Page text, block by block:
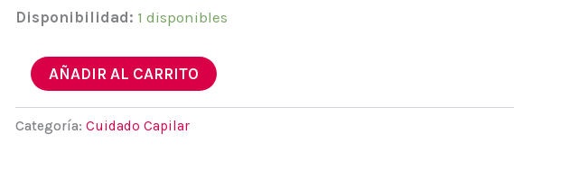
Disponibilidad: 1 disponibles
Ilicit
5.3
Nuez
Dorado
AÑADIR AL CARRITO
Categoría: Cuidado Capilar